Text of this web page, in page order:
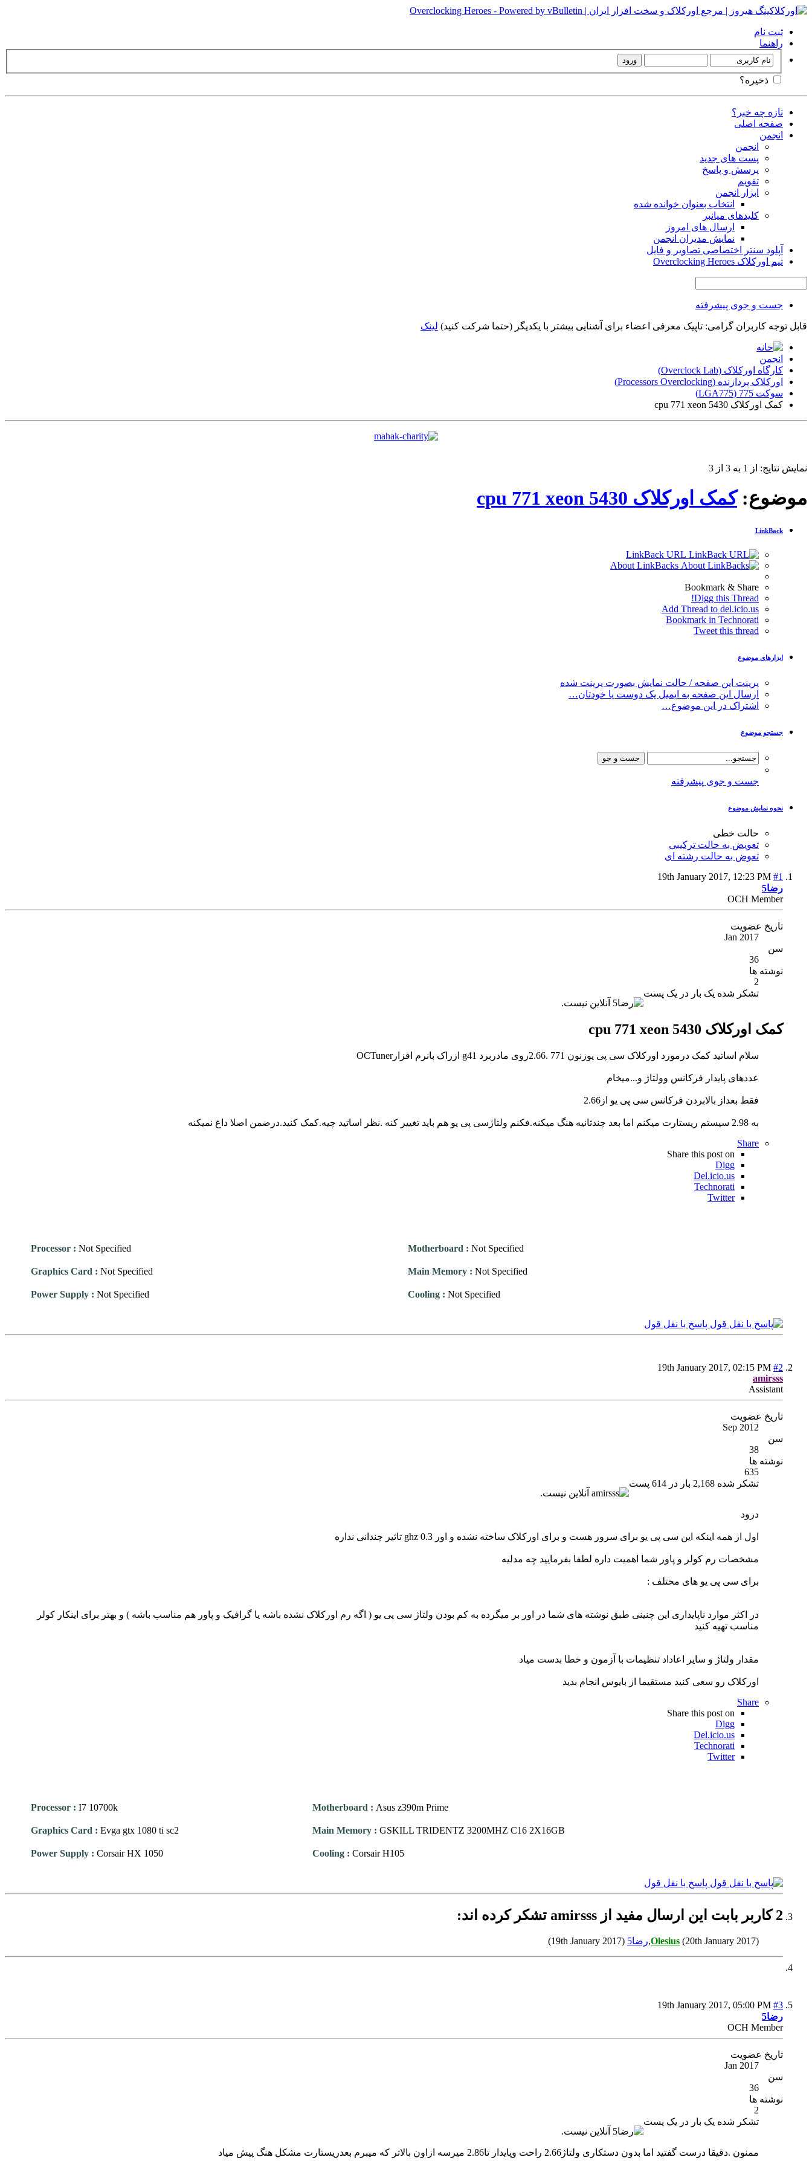
ثبت نام
راهنما
ذخیره؟
تازه چه خبر؟
صفحه اصلی
انجمن
انجمن
پست های جدید
پرسش و پاسخ
تقویم
ابزار انجمن
انتخاب بعنوان خوانده شده
کلیدهای میانبر
ارسال های امروز
نمایش مدیران انجمن
آپلود سنتر اختصاصی تصاویر و فایل
تیم اورکلاک Overclocking Heroes
جست و جوی پیشرفته
قابل توجه کاربران گرامی: تاپیک معرفی اعضاء برای آشنایی بیشتر با یکدیگر (حتما شرکت کنید) لینک
انجمن
کارگاه اورکلاک (Overclock Lab)
اورکلاک پردازنده (Processors Overclocking)
سوکت 775 (LGA775)
کمک اورکلاک cpu 771 xeon 5430
نمایش نتایج: از 1 به 3 از 3
موضوع:کمک اورکلاک cpu 771 xeon 5430
LinkBack
Bookmark & Share
Digg this Thread!
Add Thread to del.icio.us
Bookmark in Technorati
Tweet this thread
ابزارهای موضوع
پرینت این صفحه / حالت نمایش بصورت پرینت شده
ارسال این صفحه به ایمیل یک دوست یا خودتان…
اشتراک در این موضوع…
جستجو موضوع
جست و جوی پیشرفته
نحوه نمایش موضوع
حالت خطی
تعویض به حالت ترکیبی
تعوض به حالت رشته ای
19th January 2017, 12:23 PM #1
رضا5
OCH Member
تاریخ عضویت
Jan 2017
سن
36
نوشته ها
2
تشکر شده یک بار در یک پست
کمک اورکلاک cpu 771 xeon 5430
سلام اساتید کمک درمورد اورکلاک سی پی یوزنون 771 .2.66روی مادربرد g41 ازراک بانرم افزارOCTuner
عددهای پایدار فرکانس وولتاژ و...میخام
فقط بعداز بالابردن فرکانس سی پی یو از2.66
به 2.98 سیستم ریستارت میکنم اما بعد چندثانیه هنگ میکنه.فکنم ولتاژسی پی یو هم باید تغییر کنه .نظر اساتید چیه.کمک کنید.درضمن اصلا داغ نمیکنه
Share
Share this post on
Digg
Del.icio.us
Technorati
Twitter
Motherboard : Not Specified
Processor : Not Specified
Main Memory : Not Specified
Graphics Card : Not Specified
Cooling : Not Specified
Power Supply : Not Specified
پاسخ با نقل قول
19th January 2017, 02:15 PM #2
amirsss
Assistant
تاریخ عضویت
Sep 2012
سن
38
نوشته ها
635
تشکر شده 2,168 بار در 614 پست
درود
اول از همه اینکه این سی پی یو برای سرور هست و برای اورکلاک ساخته نشده و اور 0.3 ghz تاثیر چندانی نداره
مشخصات رم کولر و پاور شما اهمیت داره لطفا بفرمایید چه مدلیه
برای سی پی یو های مختلف :
در اکثر موارد ناپایداری این چنینی طبق نوشته های شما در اور بر میگرده به کم بودن ولتاژ سی پی یو ( اگه رم اورکلاک نشده باشه یا گرافیک و پاور هم مناسب باشه ) و بهتر برای اینکار کولر
مناسب تهیه کنید
مقدار ولتاژ و سایر اعاداد تنظیمات با آزمون و خطا بدست میاد
اورکلاک رو سعی کنید مستقیما از بایوس انجام بدید
Share
Share this post on
Digg
Del.icio.us
Technorati
Twitter
Motherboard : Asus z390m Prime
Processor : I7 10700k
Main Memory : GSKILL TRIDENTZ 3200MHZ C16 2X16GB
Graphics Card : Evga gtx 1080 ti sc2
Cooling : Corsair H105
Power Supply : Corsair HX 1050
پاسخ با نقل قول
2 کاربر بابت این ارسال مفید از amirsss تشکر کرده اند:
Olesius (20th January 2017), رضا5 (19th January 2017)
19th January 2017, 05:00 PM #3
رضا5
OCH Member
تاریخ عضویت
Jan 2017
سن
36
نوشته ها
2
تشکر شده یک بار در یک پست
ممنون .دقیقا درست گفتید اما بدون دستکاری ولتاژ2.66 راحت وپایدار تا2.86 میرسه ازاون بالاتر که میبرم بعدریستارت مشکل هنگ پیش میاد